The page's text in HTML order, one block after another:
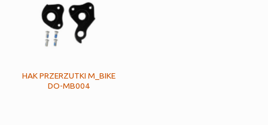
HAK PRZERZUTKI M_BIKE
DO-MB004